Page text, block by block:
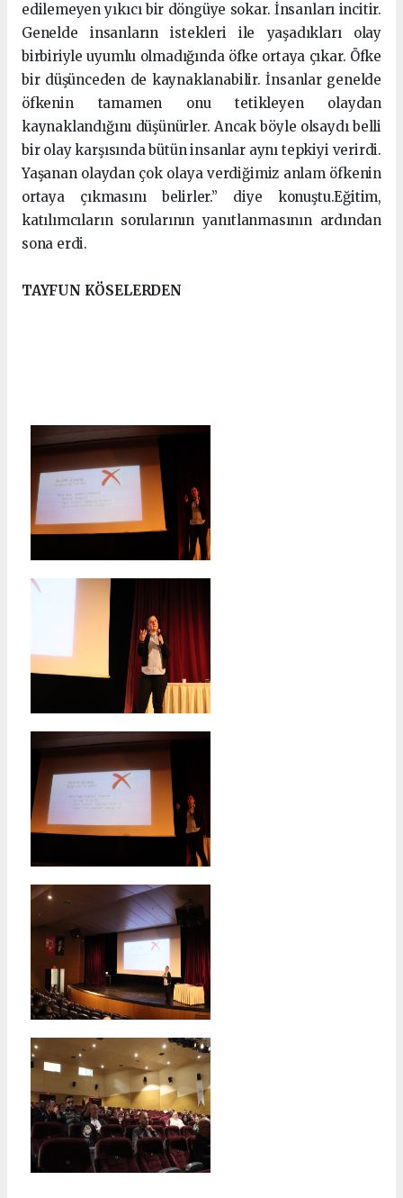
edilemeyen yıkıcı bir döngüye sokar. İnsanları incitir.
Genelde insanların istekleri ile yaşadıkları olay
birbiriyle uyumlu olmadığında öfke ortaya çıkar. Öfke
bir düşünceden de kaynaklanabilir. İnsanlar genelde
öfkenin tamamen onu tetikleyen olaydan
kaynaklandığını düşünürler. Ancak böyle olsaydı belli
bir olay karşısında bütün insanlar aynı tepkiyi verirdi.
Yaşanan olaydan çok olaya verdiğimiz anlam öfkenin
ortaya çıkmasını belirler.” diye konuştu.Eğitim,
katılımcıların sorularının yanıtlanmasının ardından
sona erdi.
TAYFUN KÖSELERDEN